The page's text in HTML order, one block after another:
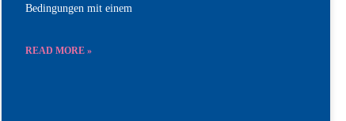
Bedingungen mit einem
READ MORE »